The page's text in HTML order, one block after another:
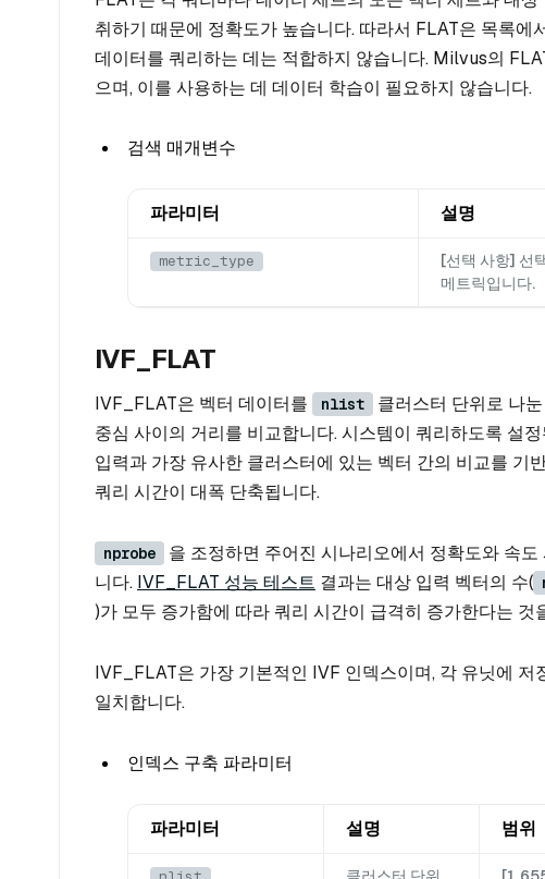
취하기 때문에 정확도가 높습니다. 따라서 FLAT은 목록에
데이터를 쿼리하는 데는 적합하지 않습니다. Milvus의
으며, 이를 사용하는 데 데이터 학습이 필요하지 않습니다.
검색 매개변수
파라미터 설명
metric_type
[선택 사항] 선
메트릭입니다.
IVF_FLAT
IVF_FLAT은 벡터 데이터를 nlist
클러스터 단위로 나
중심 사이의 거리를 비교합니다. 시스템이 쿼리하도록 설
입력과 가장 유사한 클러스터에 있는 벡터 간의 비교를 기
쿼리 시간이 대폭 단축됩니다.
nprobe
을 조정하면 주어진 시나리오에서 정확도와 속
니다. IVF_FLAT 성능 테스트 결과는 대상 입력 벡터의 수(
)가 모두 증가함에 따라 쿼리 시간이 급격히 증가한다는 것
IVF_FLAT은 가장 기본적인 IVF 인덱스이며, 각 유닛에
일치합니다.
인덱스 구축 파라미터
파라미터 설명 범위